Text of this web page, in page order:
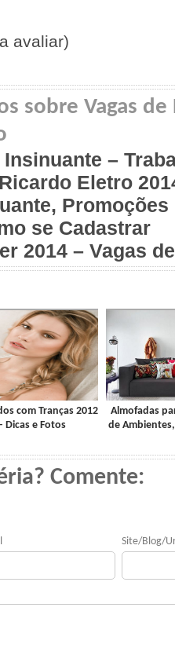
avaliar)
sobre Vagas
–
Eletro
Promoções
se Cadastrar
2014 – Vagas
com Tranças 2012
Dicas e Fotos
Almofadas
de
Comente:
Site/Blog/